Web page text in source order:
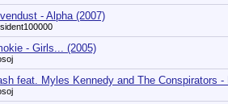
- Alpha (2007)
- Girls... (2005)
feat. Myles Kennedy and The Conspirators -